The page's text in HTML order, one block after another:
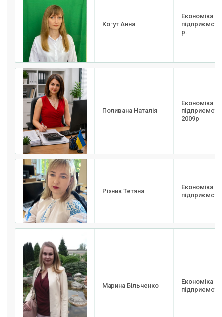
Когут Анна
Економіка
р.
Поливана Наталія
Економіка
2009р
Різник Тетяна
Економіка
Марина Більченко
Економіка